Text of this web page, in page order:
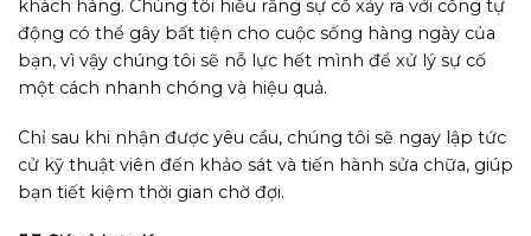
khách hàng. Chúng tôi hiểu rằng sự cố xảy ra với cổng tự
động có thể gây bất tiện cho cuộc sống hàng ngày của
bạn, vì vậy chúng tôi sẽ nỗ lực hết mình để xử lý sự cố
một cách nhanh chóng và hiệu quả.
Chỉ sau khi nhận được yêu cầu, chúng tôi sẽ ngay lập tức
cử kỹ thuật viên đến khảo sát và tiến hành sửa chữa, giúp
bạn tiết kiệm thời gian chờ đợi.